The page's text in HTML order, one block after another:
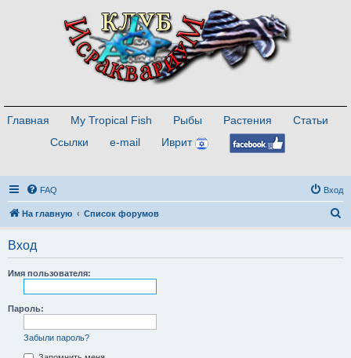
Главная My Tropical Fish Рыбы Растения
Статьи
Ссылки
e-mail Иврит
FAQ Вход
На главную Список форумов
Вход
Имя пользователя:
Пароль:
Забыли пароль?